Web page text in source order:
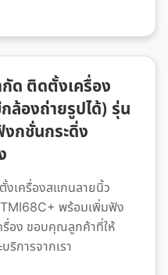
ด ติดตั้งเครื่อง
องถ่ายรูปได้) รุ่น
กชั่นกระดิ่ง
งเครื่องสแกนลายนิ้ว
พร้อมเพิ่มฟัง
รื่อง ขอบคุณลูกค้าที่ให้
ริการจากเรา